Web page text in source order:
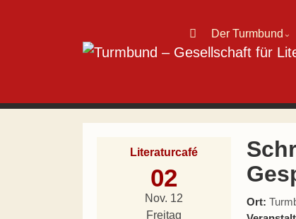
Hauptnavigation
Der Turmbund ⌄
Literaturcafé
02
Nov. 12
Freitag
Ort: